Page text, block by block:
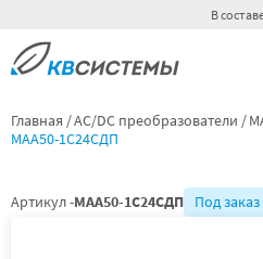
В
Главная AC/DC преобразователи
МАА50-1С24СДП
Артикул -МАА50-1С24СДП Под заказ